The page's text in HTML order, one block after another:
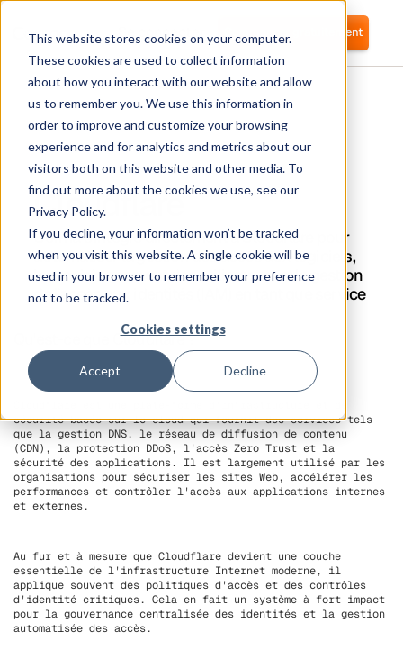
This website stores cookies on your computer.
These cookies are used to collect information
about how you interact with our website and allow
us to remember you. We use this information in
order to improve and customize your browsing
experience and for analytics and metrics about our
visitors both on this website and other media. To
find out more about the cookies we use, see our
Privacy Policy.
If you decline, your information won’t be tracked
when you visit this website. A single cookie will be
used in your browser to remember your preference
not to be tracked.
Cookies settings
Accept Decline
Se connecter Commencer gratuitement
Cloudflare
Corma s'intègre directement à Cloudflare pour
automatiser la gestion des accès aux logiciels,
le provisionnement des utilisateurs et la gestion
de l'accès aux identités (IAM) en tant que service
Qu'est-ce que Cloudflare ?
sécurité basée sur le cloud qui fournit des services tels
que la gestion DNS, le réseau de diffusion de contenu
(CDN), la protection DDoS, l'accès Zero Trust et la
sécurité des applications. Il est largement utilisé par les
organisations pour sécuriser les sites Web, accélérer les
performances et contrôler l'accès aux applications internes
et externes.
Au fur et à mesure que Cloudflare devient une couche
essentielle de l'infrastructure Internet moderne, il
applique souvent des politiques d'accès et des contrôles
d'identité critiques. Cela en fait un système à fort impact
pour la gouvernance centralisée des identités et la gestion
automatisée des accès.